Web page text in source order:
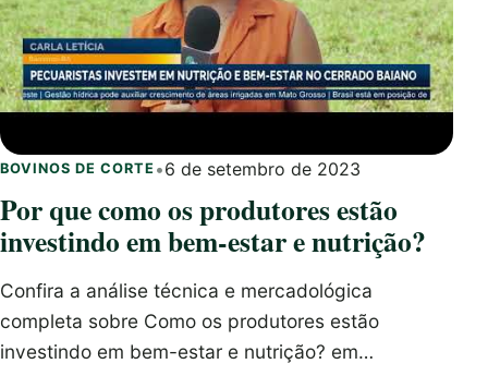
BOVINOS DE CORTE •6 de setembro de 2023
Por que como os produtores estão
investindo em bem-estar e nutrição?
Confira a análise técnica e mercadológica
completa sobre Como os produtores estão
investindo em bem-estar e nutrição? em…